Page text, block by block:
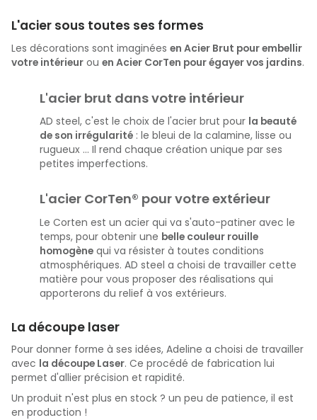
L'acier sous toutes ses formes
Les décorations sont imaginées en Acier Brut pour embellir
votre intérieur ou en Acier CorTen pour égayer vos jardins.
L'acier brut dans votre intérieur
AD steel, c'est le choix de l'acier brut pour la beauté
de son irrégularité : le bleui de la calamine, lisse ou
rugueux ... Il rend chaque création unique par ses
petites imperfections.
L'acier CorTen® pour votre extérieur
Le Corten est un acier qui va s'auto-patiner avec le
temps, pour obtenir une belle couleur rouille
homogène qui va résister à toutes conditions
atmosphériques. AD steel a choisi de travailler cette
matière pour vous proposer des réalisations qui
apporterons du relief à vos extérieurs.
La découpe laser
Pour donner forme à ses idées, Adeline a choisi de travailler
avec la découpe Laser. Ce procédé de fabrication lui
permet d'allier précision et rapidité.
Un produit n'est plus en stock ? un peu de patience, il est
en production !